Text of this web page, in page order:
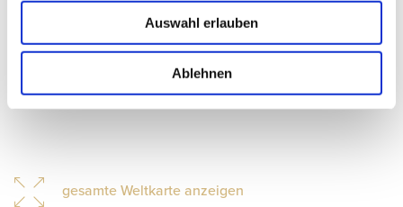
Auswahl erlauben
Ablehnen
gesamte Weltkarte anzeigen